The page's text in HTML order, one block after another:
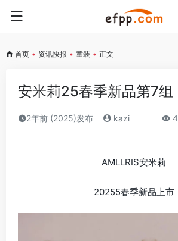
首页 • 资讯快报 • 童装 • 正文
安米莉25春季新品第7组
2年前 (2025)发布 kazi
AMLLRIS安米莉
20255春季新品上市